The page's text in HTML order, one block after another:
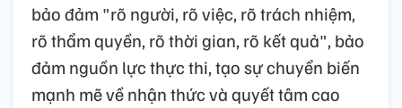
bảo đảm "rõ người, rõ việc, rõ trách nhiệm,
rõ thẩm quyền, rõ thời gian, rõ kết quả", bảo
đảm nguồn lực thực thi, tạo sự chuyển biến
mạnh mẽ về nhận thức và quyết tâm cao